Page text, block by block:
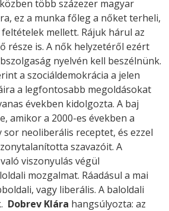
több százezer magyar
ez a munka főleg a nőket terheli,
mellett. Rájuk hárul az
része is. A nők helyzetéről ezért
nyelvén kell beszélnünk.
a szociáldemokrácia a jelen
a legfontosabb megoldásokat
években kidolgozta. A baj
amikor a 2000-es években a
neoliberális receptet, és ezzel
szavazóit. A
viszonyulás végül
mozgalmat. Ráadásul a mai
vagy liberális. A baloldali
Dobrev Klára hangsúlyozta: az